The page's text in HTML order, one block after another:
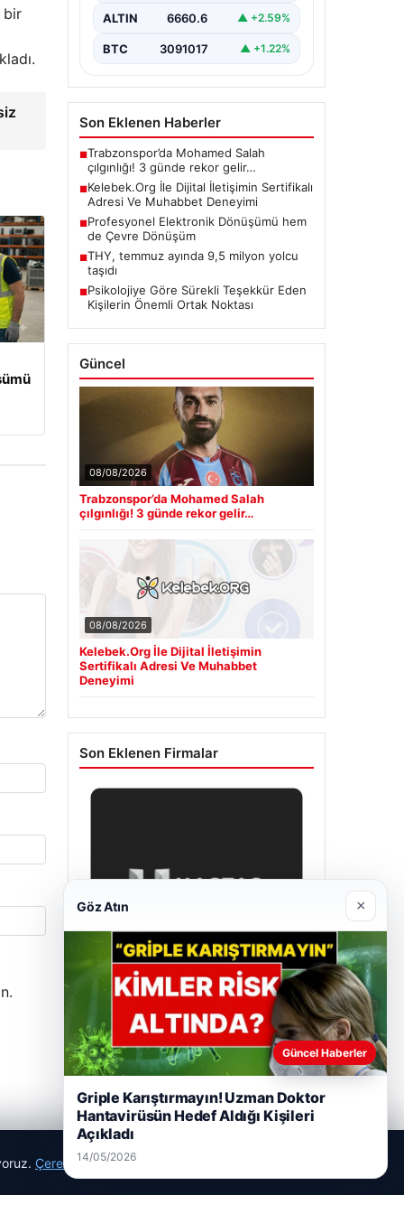
bir
Güncel olarak…
ALTIN 6660.6 ▲ +2.59%
BTC 3091017 ▲ +1.22%
Son Eklenen Haberler
■Trabzonspor’da Mohamed Salah
çılgınlığı! 3 günde rekor gelir…
■Kelebek.Org İle Dijital İletişimin Sertifikalı
Adresi Ve Muhabbet Deneyimi
■Profesyonel Elektronik Dönüşümü hem
de Çevre Dönüşüm
■THY, temmuz ayında 9,5 milyon yolcu
taşıdı
■Psikolojiye Göre Sürekli Teşekkür Eden
Kişilerin Önemli Ortak Noktası
Güncel
08/08/2026
Trabzonspor’da Mohamed Salah
çılgınlığı! 3 günde rekor gelir…
08/08/2026
Kelebek.Org İle Dijital İletişimin
Sertifikalı Adresi Ve Muhabbet
Deneyimi
Son Eklenen Firmalar
Hastaş Beton
26/05/2026
Çerez Politikamız
Göz Atın ×
Güncel Haberler
Griple Karıştırmayın! Uzman Doktor
Hantavirüsün Hedef Aldığı Kişileri
Açıkladı
14/05/2026